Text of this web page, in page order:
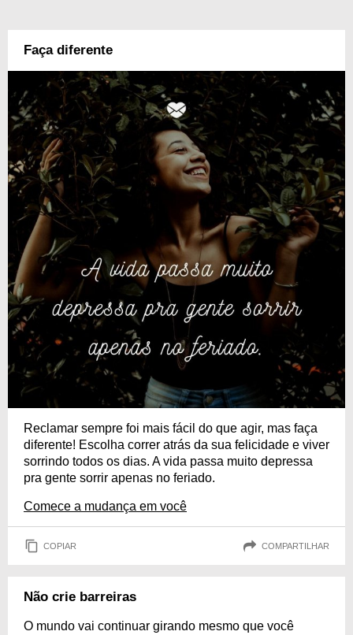
Faça diferente
Reclamar sempre foi mais fácil do que agir, mas faça
diferente! Escolha correr atrás da sua felicidade e viver
sorrindo todos os dias. A vida passa muito depressa
pra gente sorrir apenas no feriado.
Comece a mudança em você
COPIAR COMPARTILHAR
Não crie barreiras
O mundo vai continuar girando mesmo que você